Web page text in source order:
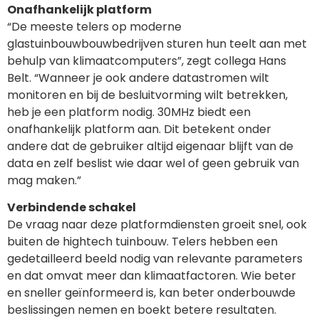
Onafhankelijk platform
“De meeste telers op moderne
glastuinbouwbouwbedrijven sturen hun teelt aan met
behulp van klimaatcomputers”, zegt collega Hans
Belt. “Wanneer je ook andere datastromen wilt
monitoren en bij de besluitvorming wilt betrekken,
heb je een platform nodig. 30MHz biedt een
onafhankelijk platform aan. Dit betekent onder
andere dat de gebruiker altijd eigenaar blijft van de
data en zelf beslist wie daar wel of geen gebruik van
mag maken.”
Verbindende schakel
De vraag naar deze platformdiensten groeit snel, ook
buiten de hightech tuinbouw. Telers hebben een
gedetailleerd beeld nodig van relevante parameters
en dat omvat meer dan klimaatfactoren. Wie beter
en sneller geïnformeerd is, kan beter onderbouwde
beslissingen nemen en boekt betere resultaten.